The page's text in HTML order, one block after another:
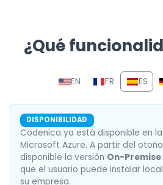
¿Qué
EN FR ES
DISPONIBILIDAD
Codenica ya está disponible en
Microsoft Azure. A partir del
disponible la versión On-Premise
que el usuario puede instalar
su empresa.